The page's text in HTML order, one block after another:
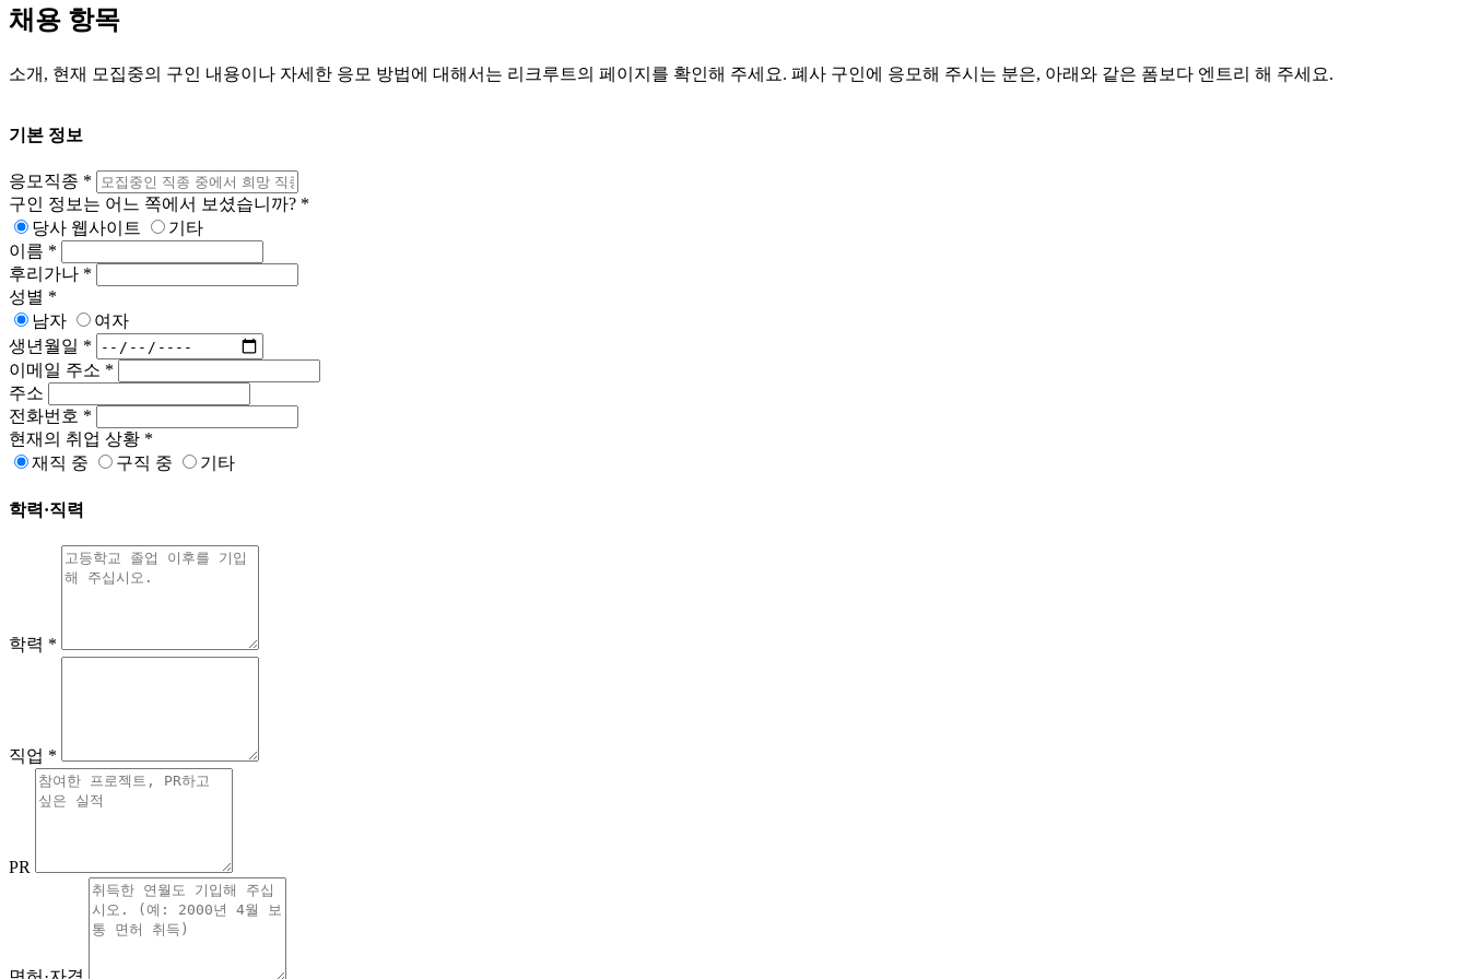
채용 항목
소개, 현재 모집중의 구인 내용이나 자세한 응모 방법에 대해서는 리크루트의 페이지를 확인해 주세요. 폐사 구인에 응모해 주시는 분은, 아래와 같은 폼보다 엔트리 해 주세요.
기본 정보
응모직종 *
구인 정보는 어느 쪽에서 보셨습니까? *
당사 웹사이트
기타
이름 *
후리가나 *
성별 *
남자
여자
생년월일 *
이메일 주소 *
주소
전화번호 *
현재의 취업 상황 *
재직 중
구직 중 기타
학력·직력
학력 *
직업 *
PR